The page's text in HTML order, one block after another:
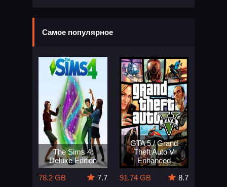
Самое популярное
The Sims 4:
Deluxe Edition
78.2 GB
7.7
GTA 5 / Grand
Theft Auto V
Enhanced
91.74 GB
8.7